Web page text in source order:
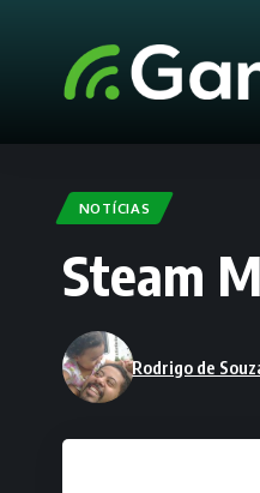
NOTÍCIAS
Steam
Rodrigo de